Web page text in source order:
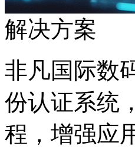
解决方案
非凡国际数
份认证系统
程，增强应